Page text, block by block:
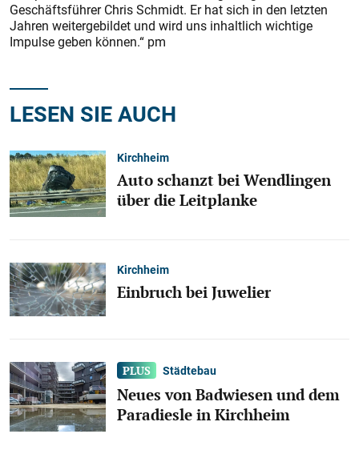
Geschäftsführer Chris Schmidt. Er hat sich in den letzten
Jahren weitergebildet und wird uns inhaltlich wichtige
Impulse geben können.“ pm
LESEN SIE AUCH
Kirchheim
Auto schanzt bei Wendlingen
über die Leitplanke
Kirchheim
Einbruch bei Juwelier
Städtebau
Neues von Badwiesen und dem
Paradiesle in Kirchheim